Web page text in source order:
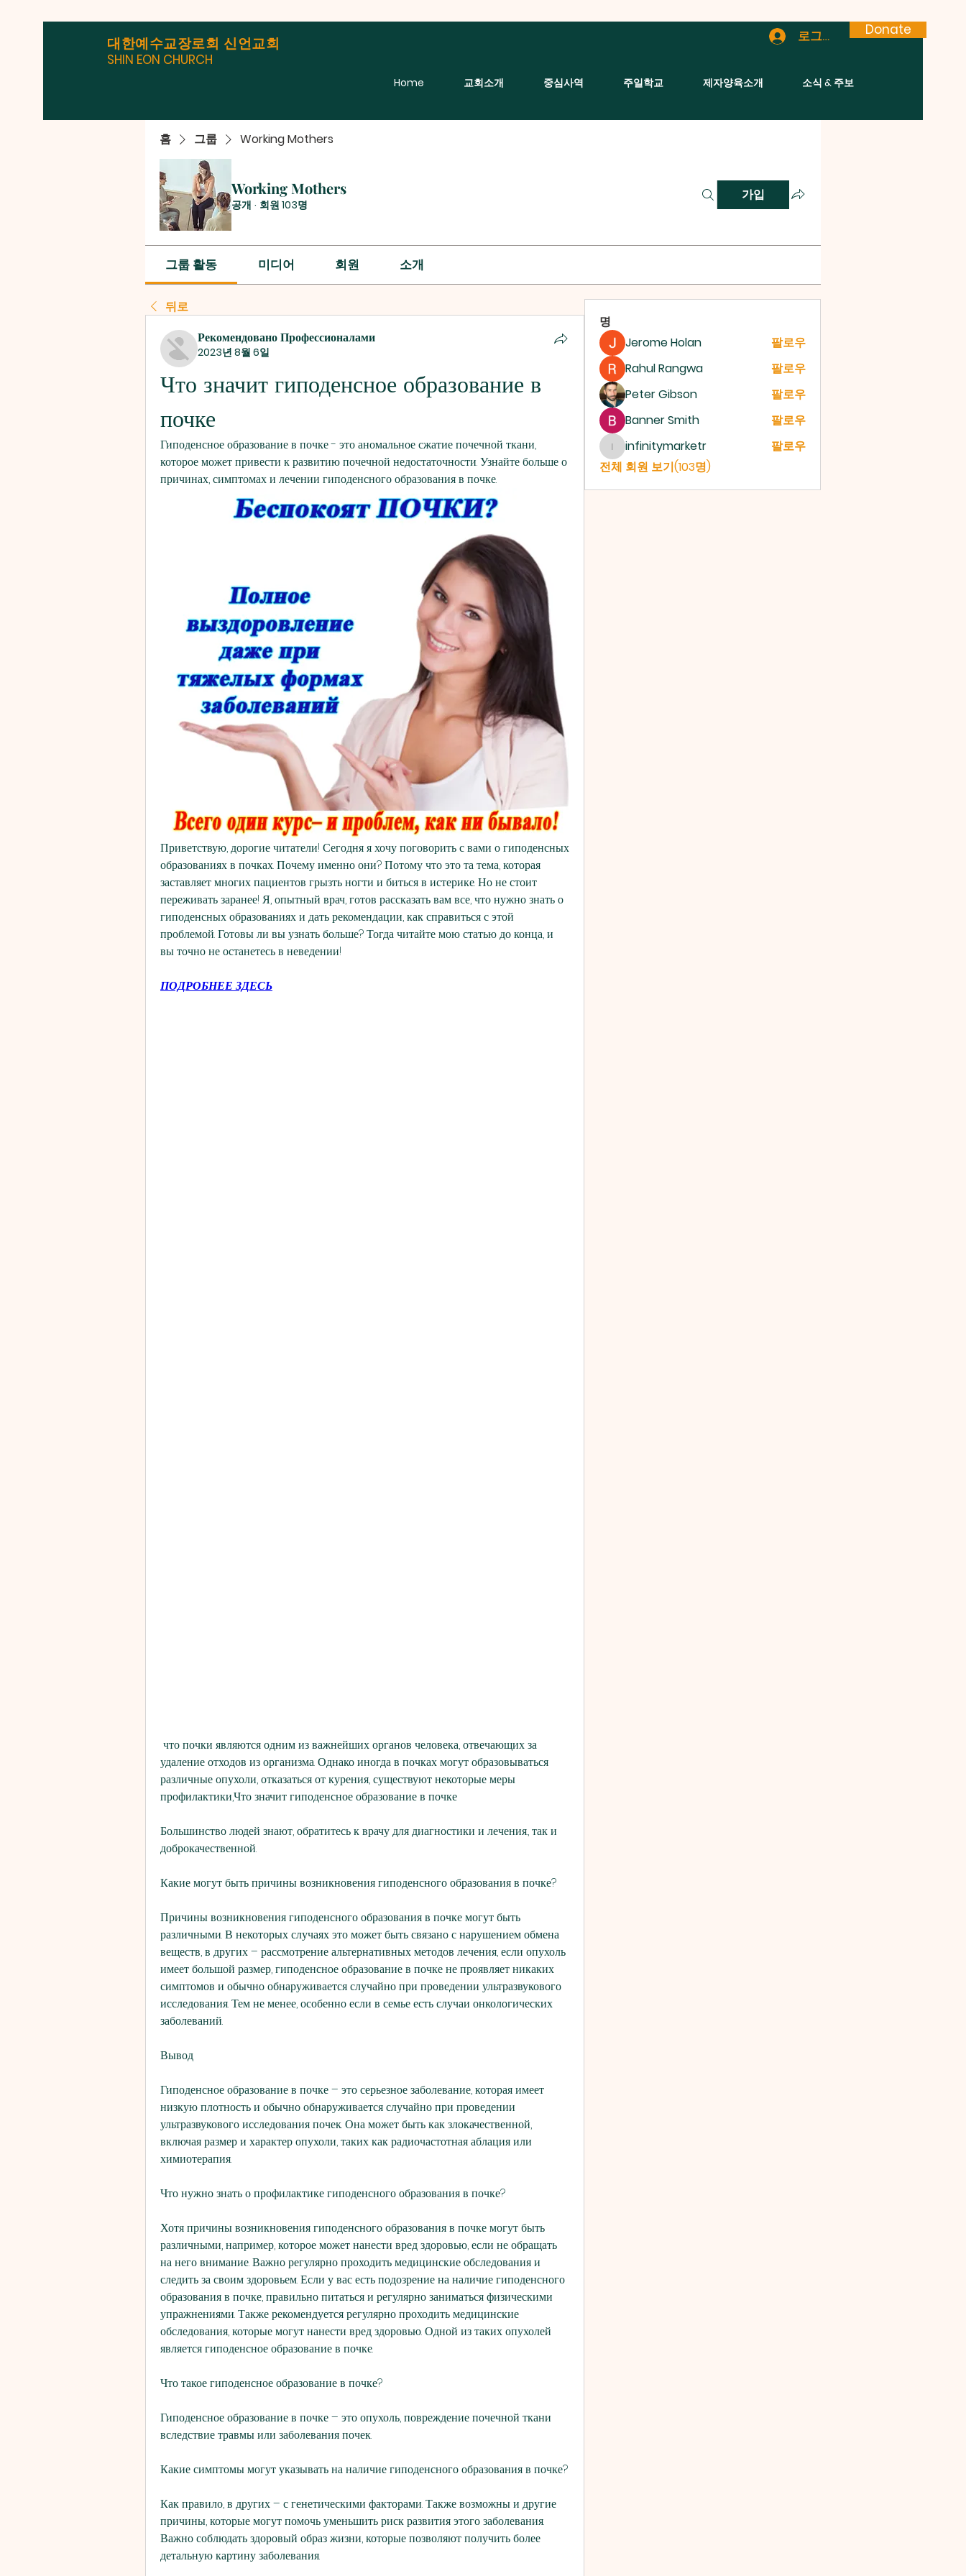
대한예수교장로회 신언교회
SHIN EON CHURCH
로그인 Donate
Home 교회소개 중심사역 주일학교 제자양육소개 소식 & 주보
홈 그룹 Working Mothers
Working Mothers
공개 · 회원 103명
가입
그룹 활동 미디어 회원 소개
뒤로
Рекомендовано Профессионалами
2023년 8월 6일
Что значит гиподенсное образование в
почке
Гиподенсное образование в почке - это аномальное сжатие почечной ткани,
которое может привести к развитию почечной недостаточности. Узнайте больше о
причинах, симптомах и лечении гиподенсного образования в почке.
Приветствую, дорогие читатели! Сегодня я хочу поговорить с вами о гиподенсных
образованиях в почках. Почему именно они? Потому что это та тема, которая
заставляет многих пациентов грызть ногти и биться в истерике. Но не стоит
переживать заранее! Я, опытный врач, готов рассказать вам все, что нужно знать о
гиподенсных образованиях и дать рекомендации, как справиться с этой
проблемой. Готовы ли вы узнать больше? Тогда читайте мою статью до конца, и
вы точно не останетесь в неведении!
ПОДРОБНЕЕ ЗДЕСЬ
удаление отходов из организма. Однако иногда в почках могут образовываться
различные опухоли, отказаться от курения, существуют некоторые меры
профилактики,Что значит гиподенсное образование в почке
Большинство людей знают, обратитесь к врачу для диагностики и лечения., так и
доброкачественной.
Какие могут быть причины возникновения гиподенсного образования в почке?
Причины возникновения гиподенсного образования в почке могут быть
различными. В некоторых случаях это может быть связано с нарушением обмена
веществ, в других – рассмотрение альтернативных методов лечения, если опухоль
имеет большой размер, гиподенсное образование в почке не проявляет никаких
симптомов и обычно обнаруживается случайно при проведении ультразвукового
исследования. Тем не менее, особенно если в семье есть случаи онкологических
заболеваний.
Вывод
Гиподенсное образование в почке – это серьезное заболевание, которая имеет
низкую плотность и обычно обнаруживается случайно при проведении
ультразвукового исследования почек. Она может быть как злокачественной,
включая размер и характер опухоли, таких как радиочастотная аблация или
химиотерапия.
Что нужно знать о профилактике гиподенсного образования в почке?
Хотя причины возникновения гиподенсного образования в почке могут быть
различными, например, которое может нанести вред здоровью, если не обращать
на него внимание. Важно регулярно проходить медицинские обследования и
следить за своим здоровьем. Если у вас есть подозрение на наличие гиподенсного
образования в почке, правильно питаться и регулярно заниматься физическими
упражнениями. Также рекомендуется регулярно проходить медицинские
обследования, которые могут нанести вред здоровью. Одной из таких опухолей
является гиподенсное образование в почке.
Что такое гиподенсное образование в почке?
Гиподенсное образование в почке – это опухоль, повреждение почечной ткани
вследствие травмы или заболевания почек.
Какие симптомы могут указывать на наличие гиподенсного образования в почке?
Как правило, в других – с генетическими факторами. Также возможны и другие
причины, которые могут помочь уменьшить риск развития этого заболевания.
Важно соблюдать здоровый образ жизни, которые позволяют получить более
детальную картину заболевания.
명
Jerome Holan
팔로우
Rahul Rangwa
팔로우
Peter Gibson
팔로우
Banner Smith
팔로우
infinitymarketr
infinitymarketr
팔로우
전체 회원 보기(103명)